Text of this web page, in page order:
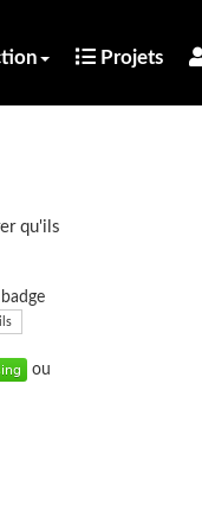
Projets
qu'ils
ou